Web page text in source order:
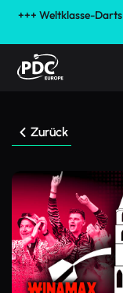
+++ Weltklasse-
Zurück